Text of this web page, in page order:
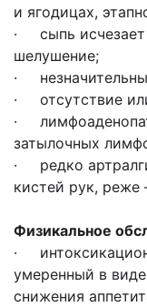
и ягодицах,
· сыпь исчезает
шелушение;
·
· отсутствие
·
затылочных
· редко
кистей рук, реже
Физикальное
·
умеренный в
снижения